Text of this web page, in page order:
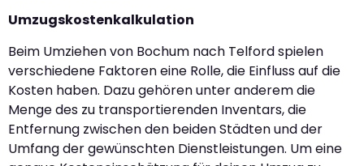
Umzugskostenkalkulation
Beim Umziehen von Bochum nach Telford spielen
verschiedene Faktoren eine Rolle, die Einfluss auf die
Kosten haben. Dazu gehören unter anderem die
Menge des zu transportierenden Inventars, die
Entfernung zwischen den beiden Städten und der
Umfang der gewünschten Dienstleistungen. Um eine